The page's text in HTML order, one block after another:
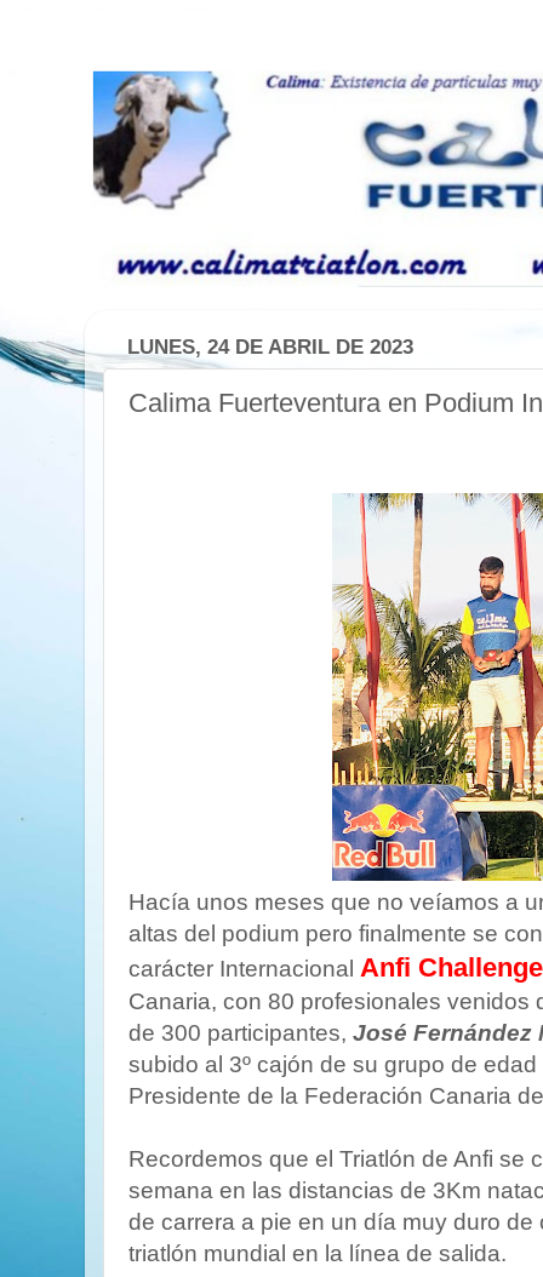
LUNES, 24 DE ABRIL DE 2023
Calima Fuerteventura en Podium
Hacía unos meses que no veíamos a
altas del podium pero finalmente se
carácter Internacional Anfi
Canaria, con 80 profesionales
de 300 participantes, José Fernández
subido al 3º cajón de su grupo de
Presidente de la Federación Canaria
Recordemos que el Triatlón de Anfi se
semana en las distancias de 3Km
de carrera a pie en un día muy duro de
triatlón mundial en la línea de salida.